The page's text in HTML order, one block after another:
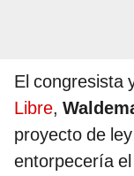
El congresista
Libre,
proyecto de
entorpecería